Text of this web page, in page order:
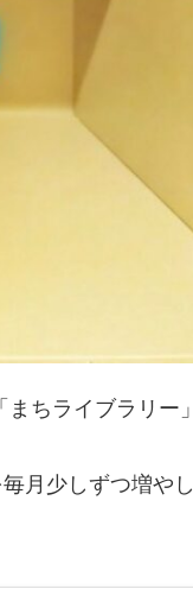
ちライブラリー」
月少しずつ増やし